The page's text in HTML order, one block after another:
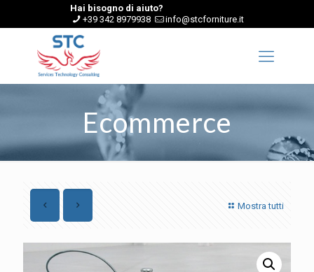
Hai bisogno di aiuto?
+39 342 8979938
info@stcforniture.it
Ecommerce
Mostra tutti